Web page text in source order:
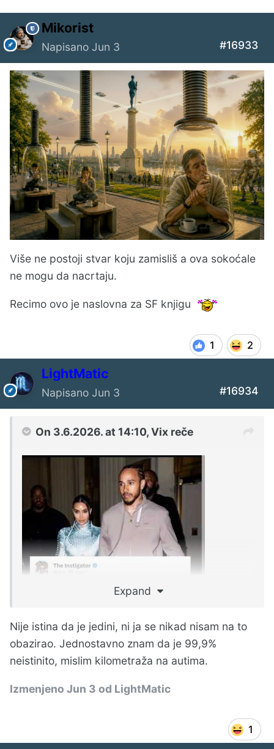
Mikorist
Napisano Jun 3 #16933
Više ne postoji stvar koju zamisliš a ova sokoćale
ne mogu da nacrtaju.
Recimo ovo je naslovna za SF knjigu
1 2
LightMatic
Napisano Jun 3 #16934
On 3.6.2026. at 14:10,Vix reče
Expand
Nije istina da je jedini, ni ja se nikad nisam na to
obazirao. Jednostavno znam da je 99,9%
neistinito, mislim kilometraža na autima.
Izmenjeno Jun 3 od LightMatic
1